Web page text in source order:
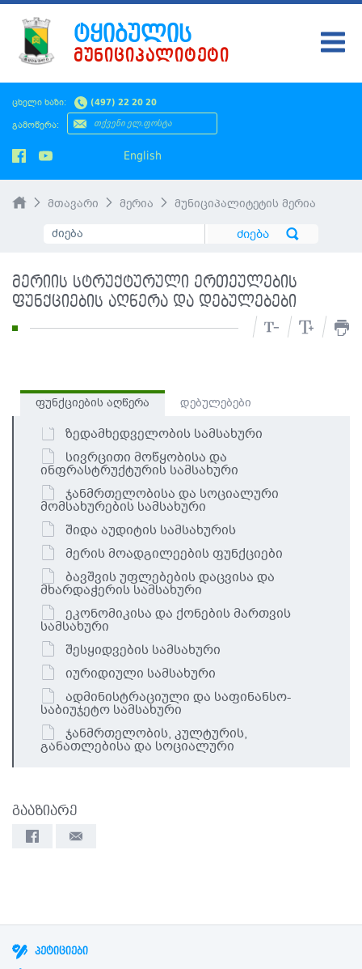
ცხელი ხაზი: (497) 22 20 20
გამოწერა:
English
ᲢᲧᲘᲑᲣᲚᲘᲡ
ᲛᲣᲜᲘᲪᲘᲞᲐᲚᲘᲢᲔᲢᲘ
ᲢᲧᲘᲑᲣᲚᲘ
ᲡᲐᲙᲠᲔᲑᲣᲚᲝ
ᲛᲝᲥᲐᲚᲐᲥᲔᲡ
SMS ᲞᲚᲐᲢᲤᲝᲠᲛᲐ
ᲡᲔᲠᲕᲘᲡᲔᲑᲘ
მთავარი მერია მუნიციპალიტეტის მერია
მერიის სტრუქტურული ერთეულების
ფუნქციების აღწერა და დებულებები
ფუნქციების აღწერა დებულებები
ზედამხედველობის სამსახური
სივრცითი მოწყობისა და
ინფრასტრუქტურის სამსახური
ჯანმრთელობისა და სოციალური
მომსახურების სამსახური
შიდა აუდიტის სამსახურის
მერის მოადგილეების ფუნქციები
ბავშვის უფლებების დაცვისა და
მხარდაჭერის სამსახური
ეკონომიკისა და ქონების მართვის
სამსახური
შესყიდვების სამსახური
იურიდიული სამსახური
ადმინისტრაციული და საფინანსო-
საბიუჯეტო სამსახური
ჯანმრთელობის, კულტურის,
განათლებისა და სოციალური
გააზიარე
ᲞᲔᲢᲘᲪᲘᲔᲑᲘ